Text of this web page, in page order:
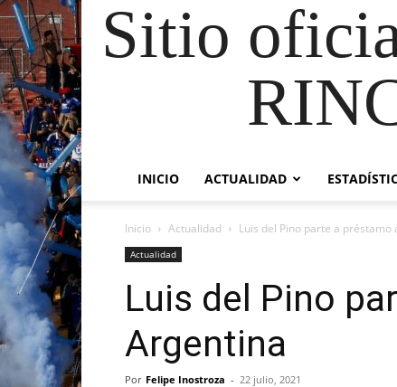
Sitio
INICIO ACTUALIDAD
Inicio Actualidad Luis del Pino parte a préstamo
Actualidad
Luis del Pino
Argentina
Por Felipe Inostroza - 22 julio, 2021